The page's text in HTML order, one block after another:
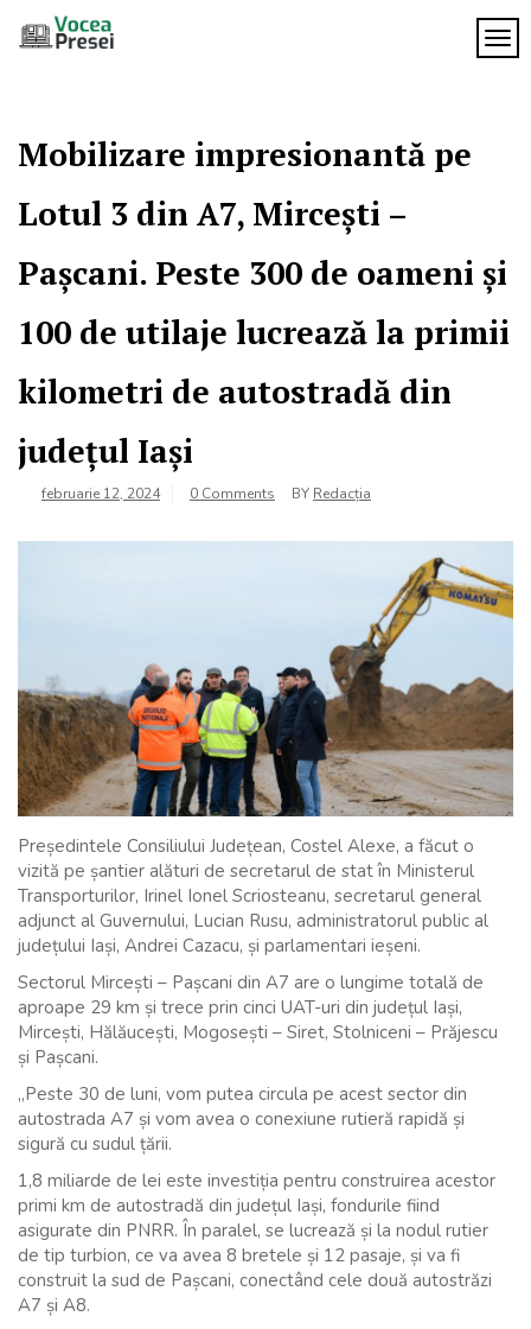
Mobilizare impresionantă pe
Lotul 3 din A7, Mircești –
Pașcani. Peste 300 de oameni și
100 de utilaje lucrează la primii
kilometri de autostradă din
județul Iași
februarie 12, 2024 0 Comments BY Redacția
Președintele Consiliului Județean, Costel Alexe, a făcut o
vizită pe șantier alături de secretarul de stat în Ministerul
Transporturilor, Irinel Ionel Scriosteanu, secretarul general
adjunct al Guvernului, Lucian Rusu, administratorul public al
județului Iași, Andrei Cazacu, și parlamentari ieșeni.
Sectorul Mircești – Pașcani din A7 are o lungime totală de
aproape 29 km și trece prin cinci UAT-uri din județul Iași,
Mircești, Hălăucești, Mogosești – Siret, Stolniceni – Prăjescu
și Pașcani.
„Peste 30 de luni, vom putea circula pe acest sector din
autostrada A7 și vom avea o conexiune rutieră rapidă și
sigură cu sudul țării.
1,8 miliarde de lei este investiția pentru construirea acestor
primi km de autostradă din județul Iași, fondurile fiind
asigurate din PNRR. În paralel, se lucrează și la nodul rutier
de tip turbion, ce va avea 8 bretele și 12 pasaje, și va fi
construit la sud de Pașcani, conectând cele două autostrăzi
A7 și A8.